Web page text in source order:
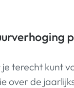
terecht kunt
over de